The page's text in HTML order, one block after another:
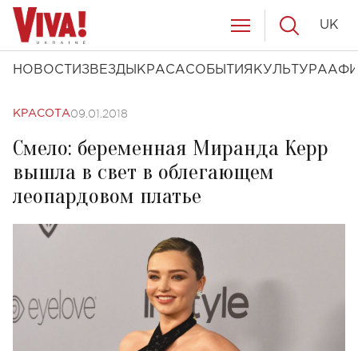
НОВОСТИ ЗВЕЗДЫ КРАСАСОБЫТИЯ КУЛЬТУРА
UK
КРАСОТА09.01.2018
Смело: беременная Миранда Керр
вышла в свет в облегающем
леопардовом платье